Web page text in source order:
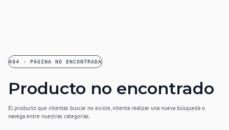
404 · PÁGINA NO ENCONTRADA
Producto no encontrado
El producto que intentas buscar no existe, intenta realizar una nueva búsqueda o
navega entre nuestras categorías.